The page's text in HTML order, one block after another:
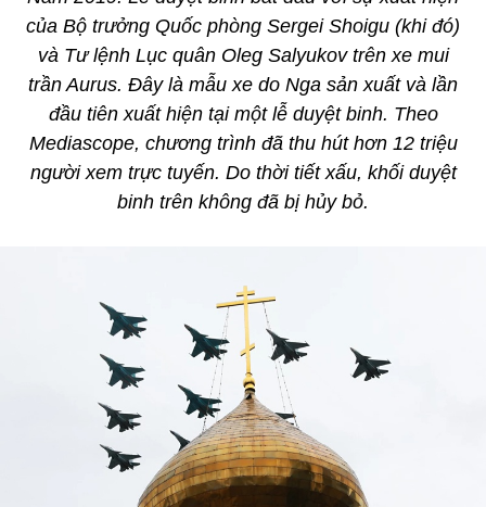
của Bộ trưởng Quốc phòng Sergei Shoigu (khi đó)
và Tư lệnh Lục quân Oleg Salyukov trên xe mui
trần Aurus. Đây là mẫu xe do Nga sản xuất và lần
đầu tiên xuất hiện tại một lễ duyệt binh. Theo
Mediascope, chương trình đã thu hút hơn 12 triệu
người xem trực tuyến. Do thời tiết xấu, khối duyệt
binh trên không đã bị hủy bỏ.